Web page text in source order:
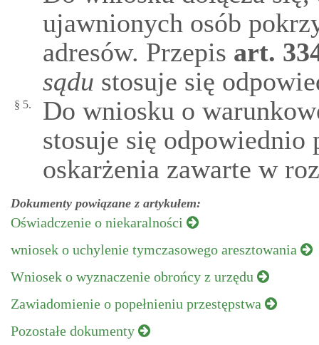
ujawnionych osób
adresów. Przepis art.
sądu stosuje się
§ 5.
Do wniosku o
stosuje się odpowiednio
oskarżenia zawarte w
Dokumenty powiązane z artykułem:
Oświadczenie o niekaralności
wniosek o uchylenie tymczasowego aresztowania
Wniosek o wyznaczenie obrońcy z urzędu
Zawiadomienie o popełnieniu przestępstwa
Pozostałe dokumenty